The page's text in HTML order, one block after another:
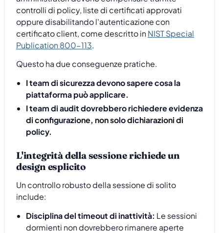
controlli di policy, liste di certificati approvati
oppure disabilitando l'autenticazione con
certificato client, come descritto inNIST Special
Publication 800-113.
Questo ha due conseguenze pratiche.
I team di sicurezza devono sapere cosa la
piattaforma può applicare.
I team di audit dovrebbero richiedere evidenza
di configurazione, non solo dichiarazioni di
policy.
L'integrità della sessione richiede un
design esplicito
Un controllo robusto della sessione di solito
include:
Disciplina del timeout di inattività: Le sessioni
dormienti non dovrebbero rimanere aperte